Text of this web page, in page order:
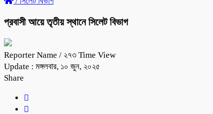
প্রবাসী আয়ে তৃতীয় স্থানে সিলেট বিভাগ
Reporter Name / ২৭৩ Time View
Update : মঙ্গলবার, ১০ জুন, ২০২৫
Share